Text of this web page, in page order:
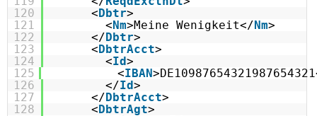
120
< Dbtr>
121
< Nm>Meine Wenigkeit</ Nm>
122
</ Dbtr>
123
< DbtrAcct>
124
<Id>
125
<IBAN
126
</Id>
127
</ DbtrAcct>
128
< DbtrAgt>